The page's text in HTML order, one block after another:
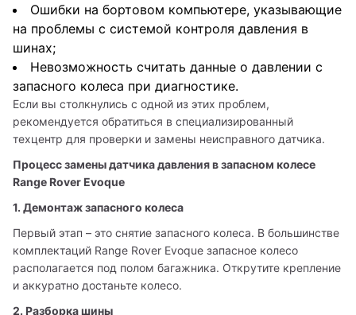
Ошибки на бортовом компьютере, указывающие
на проблемы с системой контроля давления в
шинах;
Невозможность считать данные о давлении с
запасного колеса при диагностике.
Если вы столкнулись с одной из этих проблем,
рекомендуется обратиться в специализированный
техцентр для проверки и замены неисправного датчика.
Процесс замены датчика давления в запасном колесе
Range Rover Evoque
1. Демонтаж запасного колеса
Первый этап – это снятие запасного колеса. В большинстве
комплектаций Range Rover Evoque запасное колесо
располагается под полом багажника. Открутите крепление
и аккуратно достаньте колесо.
2. Разборка шины